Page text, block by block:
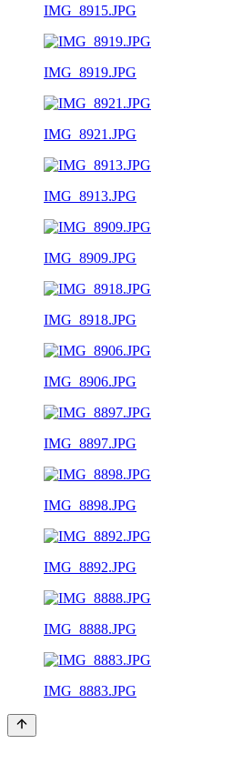
IMG_8915.JPG
IMG_8919.JPG
IMG_8921.JPG
IMG_8913.JPG
IMG_8909.JPG
IMG_8918.JPG
IMG_8906.JPG
IMG_8897.JPG
IMG_8898.JPG
IMG_8892.JPG
IMG_8888.JPG
IMG_8883.JPG